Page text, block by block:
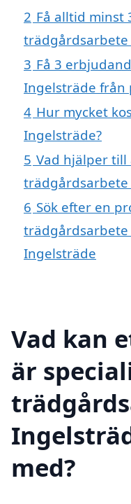
2 Få alltid minst
3 Få 3
Ingelsträde från
4 Hur mycket
Ingelsträde?
5 Vad hjälper till
trädgårdsarbete
6 Sök efter en
Ingelsträde
Vad kan
är
med?